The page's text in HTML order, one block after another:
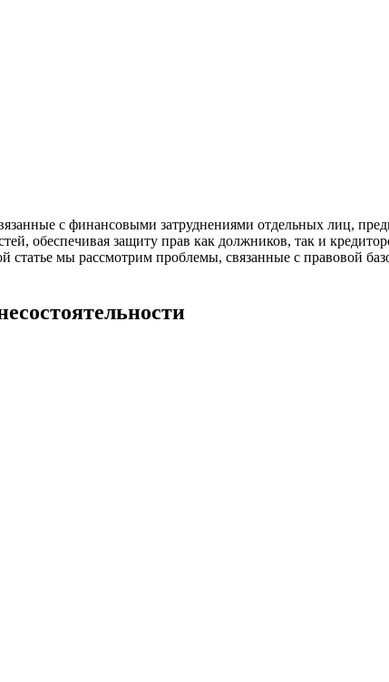
с финансовыми затруднениями отдельных лиц,
обеспечивая защиту прав как должников, так и
статье мы рассмотрим проблемы, связанные с правовой